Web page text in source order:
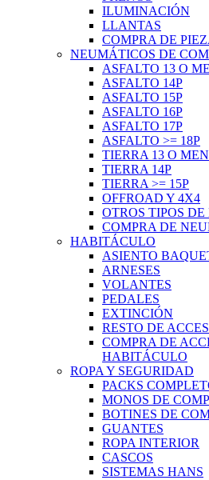
ILUMINACIÓN
LLANTAS
COMPRA DE
NEUMÁTICOS DE
ASFALTO 13 O
ASFALTO 14P
ASFALTO 15P
ASFALTO 16P
ASFALTO 17P
ASFALTO >= 18P
TIERRA 13 O
TIERRA 14P
TIERRA >= 15P
OFFROAD Y 4X4
OTROS TIPOS
COMPRA DE
HABITÁCULO
ASIENTO
ARNESES
VOLANTES
PEDALES
EXTINCIÓN
RESTO DE
COMPRA DE
HABITÁCULO
ROPA Y SEGURIDAD
PACKS
MONOS DE
BOTINES DE
GUANTES
ROPA INTERIOR
CASCOS
SISTEMAS HANS